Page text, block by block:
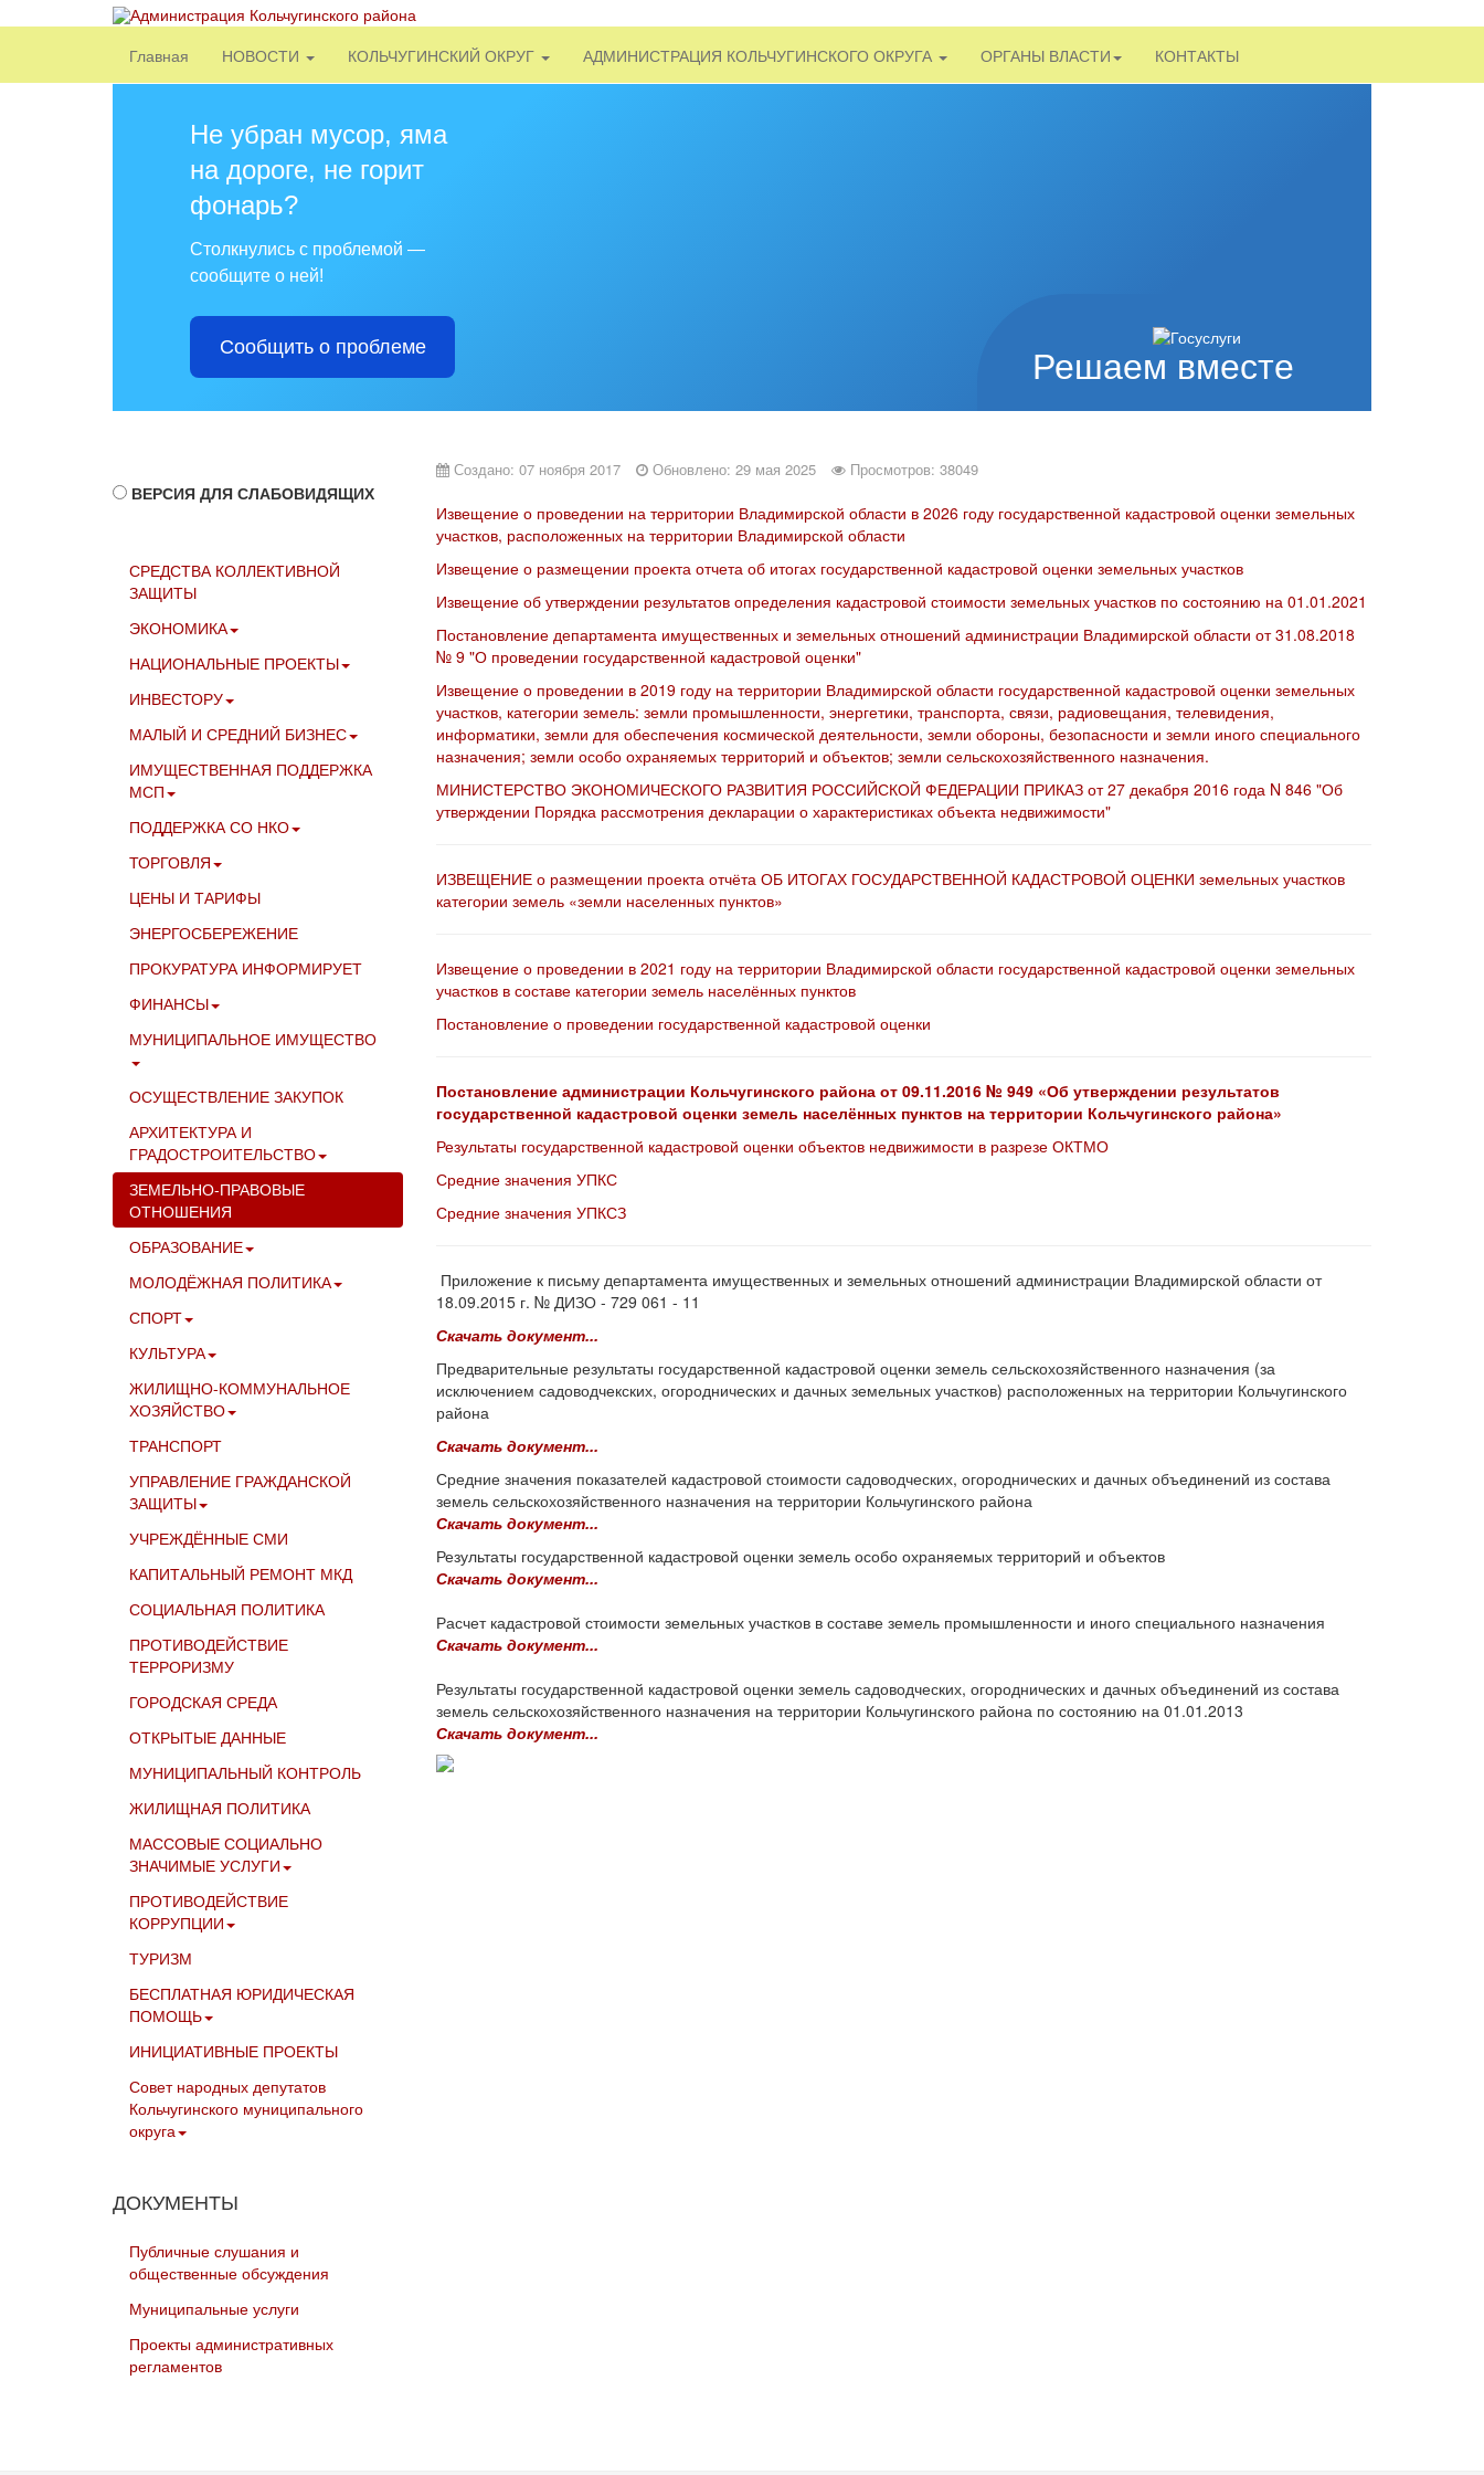
Главная НОВОСТИ КОЛЬЧУГИНСКИЙ ОКРУГ АДМИНИСТРАЦИЯ КОЛЬЧУГИНСКОГО ОКРУГА ОРГАНЫ ВЛАСТИ КОНТАКТЫ
Решаем вместе
Не убран мусор, яма
на дороге, не горит
фонарь?
Столкнулись с проблемой —
сообщите о ней!
Сообщить о проблеме
Создано: 07 ноября 2017 Обновлено: 29 мая 2025 Просмотров: 38049
Извещение о проведении на территории Владимирской области в 2026 году государственной кадастровой оценки земельных
участков, расположенных на территории Владимирской области
Извещение о размещении проекта отчета об итогах государственной кадастровой оценки земельных участков
Извещение об утверждении результатов определения кадастровой стоимости земельных участков по состоянию на 01.01.2021
Постановление департамента имущественных и земельных отношений администрации Владимирской области от 31.08.2018
№ 9 "О проведении государственной кадастровой оценки"
Извещение о проведении в 2019 году на территории Владимирской области государственной кадастровой оценки земельных
участков, категории земель: земли промышленности, энергетики, транспорта, связи, радиовещания, телевидения,
информатики, земли для обеспечения космической деятельности, земли обороны, безопасности и земли иного специального
назначения; земли особо охраняемых территорий и объектов; земли сельскохозяйственного назначения.
МИНИСТЕРСТВО ЭКОНОМИЧЕСКОГО РАЗВИТИЯ РОССИЙСКОЙ ФЕДЕРАЦИИ ПРИКАЗ от 27 декабря 2016 года N 846 "Об
утверждении Порядка рассмотрения декларации о характеристиках объекта недвижимости"
ИЗВЕЩЕНИЕ о размещении проекта отчёта ОБ ИТОГАХ ГОСУДАРСТВЕННОЙ КАДАСТРОВОЙ ОЦЕНКИ земельных участков
категории земель «земли населенных пунктов»
Извещение о проведении в 2021 году на территории Владимирской области государственной кадастровой оценки земельных
участков в составе категории земель населённых пунктов
Постановление о проведении государственной кадастровой оценки
Постановление администрации Кольчугинского района от 09.11.2016 № 949 «Об утверждении результатов
государственной кадастровой оценки земель населённых пунктов на территории Кольчугинского района»
Результаты государственной кадастровой оценки объектов недвижимости в разрезе ОКТМО
Средние значения УПКС
Средние значения УПКСЗ
Приложение к письму департамента имущественных и земельных отношений администрации Владимирской области от
18.09.2015 г. № ДИЗО - 729 061 - 11
Скачать документ...
Предварительные результаты государственной кадастровой оценки земель сельскохозяйственного назначения (за
исключением садоводчекских, огороднических и дачных земельных участков) расположенных на территории Кольчугинского
района
Скачать документ...
Средние значения показателей кадастровой стоимости садоводческих, огороднических и дачных объединений из состава
земель сельскохозяйственного назначения на территории Кольчугинского района
Скачать документ...
Результаты государственной кадастровой оценки земель особо охраняемых территорий и объектов
Скачать документ...
Расчет кадастровой стоимости земельных участков в составе земель промышленности и иного специального назначения
Скачать документ...
Результаты государственной кадастровой оценки земель садоводческих, огороднических и дачных объединений из состава
земель сельскохозяйственного назначения на территории Кольчугинского района по состоянию на 01.01.2013
Скачать документ...
ВЕРСИЯ ДЛЯ СЛАБОВИДЯЩИХ
СРЕДСТВА КОЛЛЕКТИВНОЙ
ЗАЩИТЫ
ЭКОНОМИКА
НАЦИОНАЛЬНЫЕ ПРОЕКТЫ
ИНВЕСТОРУ
МАЛЫЙ И СРЕДНИЙ БИЗНЕС
ИМУЩЕСТВЕННАЯ ПОДДЕРЖКА
МСП
ПОДДЕРЖКА СО НКО
ТОРГОВЛЯ
ЦЕНЫ И ТАРИФЫ
ЭНЕРГОСБЕРЕЖЕНИЕ
ПРОКУРАТУРА ИНФОРМИРУЕТ
ФИНАНСЫ
МУНИЦИПАЛЬНОЕ ИМУЩЕСТВО
ОСУЩЕСТВЛЕНИЕ ЗАКУПОК
АРХИТЕКТУРА И
ГРАДОСТРОИТЕЛЬСТВО
ЗЕМЕЛЬНО-ПРАВОВЫЕ
ОТНОШЕНИЯ
ОБРАЗОВАНИЕ
МОЛОДЁЖНАЯ ПОЛИТИКА
СПОРТ
КУЛЬТУРА
ЖИЛИЩНО-КОММУНАЛЬНОЕ
ХОЗЯЙСТВО
ТРАНСПОРТ
УПРАВЛЕНИЕ ГРАЖДАНСКОЙ
ЗАЩИТЫ
УЧРЕЖДЁННЫЕ СМИ
КАПИТАЛЬНЫЙ РЕМОНТ МКД
СОЦИАЛЬНАЯ ПОЛИТИКА
ПРОТИВОДЕЙСТВИЕ
ТЕРРОРИЗМУ
ГОРОДСКАЯ СРЕДА
ОТКРЫТЫЕ ДАННЫЕ
МУНИЦИПАЛЬНЫЙ КОНТРОЛЬ
ЖИЛИЩНАЯ ПОЛИТИКА
МАССОВЫЕ СОЦИАЛЬНО
ЗНАЧИМЫЕ УСЛУГИ
ПРОТИВОДЕЙСТВИЕ
КОРРУПЦИИ
ТУРИЗМ
БЕСПЛАТНАЯ ЮРИДИЧЕСКАЯ
ПОМОЩЬ
ИНИЦИАТИВНЫЕ ПРОЕКТЫ
Совет народных депутатов
Кольчугинского муниципального
округа
ДОКУМЕНТЫ
Публичные слушания и
общественные обсуждения
Муниципальные услуги
Проекты административных
регламентов